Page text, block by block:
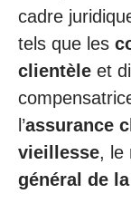
cadre
tels que les
clientèle et
l’assurance
vieillesse, le
général de